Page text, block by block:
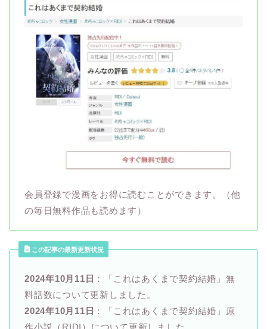
会員登録で漫画をお得に読むことができます。（他
の毎日無料作品も読めます）
この記事の最新更新状況
2024年10月11日 ：「これはあくまで契約結婚」無
料話数について更新しました。
2024年10月11日 ：「これはあくまで契約結婚」原
作小説（RIDI）について更新しました。